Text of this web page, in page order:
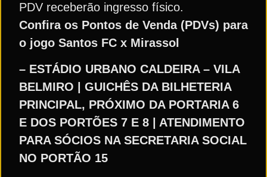
PDV receberão ingresso físico.
Confira os Pontos de Venda (PDVs) para
o jogo Santos FC x Mirassol
– ESTÁDIO URBANO CALDEIRA – VILA
BELMIRO | GUICHÊS DA BILHETERIA
PRINCIPAL, PRÓXIMO DA PORTARIA 6
E DOS PORTÕES 7 E 8 | ATENDIMENTO
PARA SÓCIOS NA SECRETARIA SOCIAL
NO PORTÃO 15